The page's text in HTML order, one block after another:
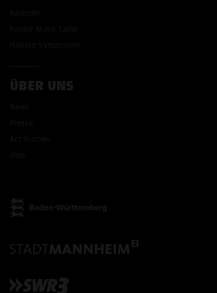
Kalender
Future Music Camp
HipHop Symposium
ÜBER UNS
News
Presse
Act buchen
Jobs